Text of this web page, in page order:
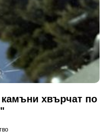
хвърчат по